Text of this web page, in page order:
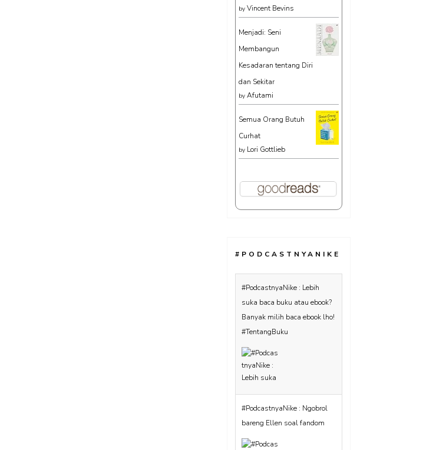
by Vincent Bevins
Menjadi: Seni
Membangun
Kesadaran tentang Diri
dan Sekitar
by Afutami
Semua Orang Butuh
Curhat
by Lori Gottlieb
#PODCASTNYANIKE
#PodcastnyaNike : Lebih
suka baca buku atau ebook?
Banyak milih baca ebook lho!
#TentangBuku
#PodcastnyaNike : Ngobrol
bareng Ellen soal fandom